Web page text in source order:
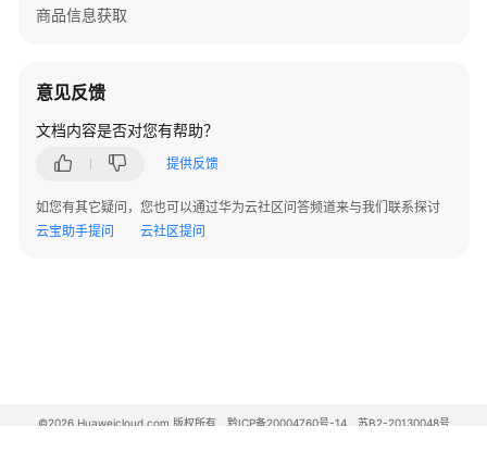
通
品
发
填
规
范
商品信息获取
意见反馈
文档内容是否对您有帮助？
提供反馈
如您有其它疑问，您也可以通过华为云社区问答频道来与我们联系探讨
云宝助手提问
云社区提问
©2026 Huaweicloud.com 版权所有 黔ICP备20004760号-14
苏B2-20130048号